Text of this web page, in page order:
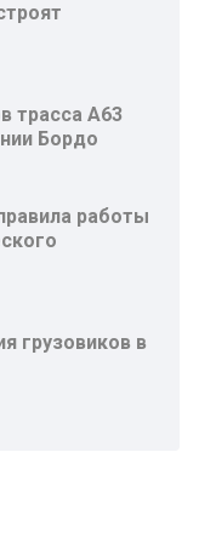
трасса A63
Бордо
работы
грузовиков в